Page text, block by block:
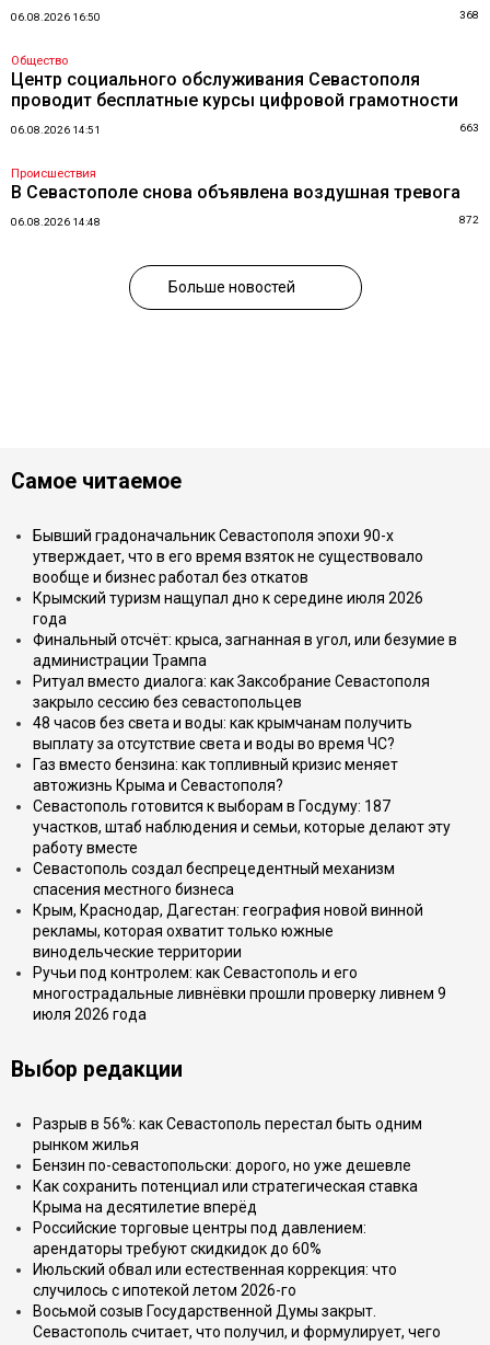
06.08.2026 16:50 368
Общество
Центр социального обслуживания Севастополя
проводит бесплатные курсы цифровой грамотности
06.08.2026 14:51 663
Происшествия
В Севастополе снова объявлена воздушная тревога
06.08.2026 14:48 872
Больше новостей
Самое читаемое
Бывший градоначальник Севастополя эпохи 90-х
утверждает, что в его время взяток не существовало
вообще и бизнес работал без откатов
Крымский туризм нащупал дно к середине июля 2026
года
Финальный отсчёт: крыса, загнанная в угол, или безумие в
администрации Трампа
Ритуал вместо диалога: как Заксобрание Севастополя
закрыло сессию без севастопольцев
48 часов без света и воды: как крымчанам получить
выплату за отсутствие света и воды во время ЧС?
Газ вместо бензина: как топливный кризис меняет
автожизнь Крыма и Севастополя?
Севастополь готовится к выборам в Госдуму: 187
участков, штаб наблюдения и семьи, которые делают эту
работу вместе
Севастополь создал беспрецедентный механизм
спасения местного бизнеса
Крым, Краснодар, Дагестан: география новой винной
рекламы, которая охватит только южные
винодельческие территории
Ручьи под контролем: как Севастополь и его
многострадальные ливнёвки прошли проверку ливнем 9
июля 2026 года
Выбор редакции
Разрыв в 56%: как Севастополь перестал быть одним
рынком жилья
Бензин по-севастопольски: дорого, но уже дешевле
Как сохранить потенциал или стратегическая ставка
Крыма на десятилетие вперёд
Российские торговые центры под давлением:
арендаторы требуют скидкидок до 60%
Июльский обвал или естественная коррекция: что
случилось с ипотекой летом 2026-го
Восьмой созыв Государственной Думы закрыт.
Севастополь считает, что получил, и формулирует, чего